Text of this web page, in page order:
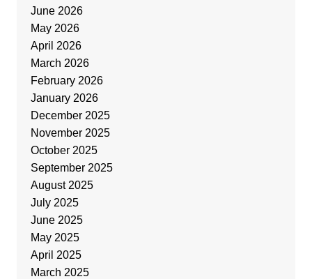
June 2026
May 2026
April 2026
March 2026
February 2026
January 2026
December 2025
November 2025
October 2025
September 2025
August 2025
July 2025
June 2025
May 2025
April 2025
March 2025